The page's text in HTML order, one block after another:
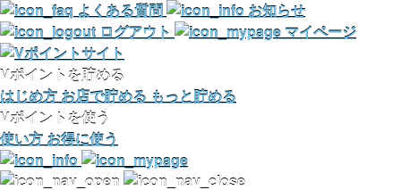
よくある質問
お知らせ
ログアウト
マイページ
Vポイントを貯める
はじめ方 お店で貯める もっと貯める
Vポイントを使う
使い方 お得に使う